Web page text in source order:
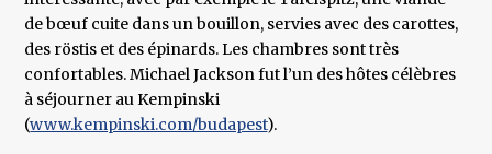
de bœuf cuite dans un bouillon, servies avec des carottes,
des röstis et des épinards. Les chambres sont très
confortables. Michael Jackson fut l’un des hôtes célèbres
à séjourner au Kempinski
(www.kempinski.com/budapest).